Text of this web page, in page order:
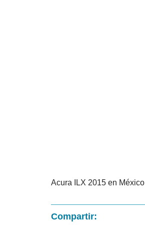
Acura ILX 2015 en México
Compartir: